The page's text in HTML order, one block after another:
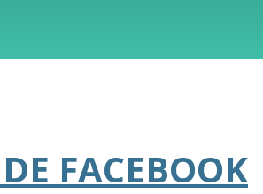
FACEBOOK